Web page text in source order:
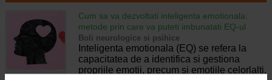
Cum sa va dezvoltati inteligenta emotionala:
metode prin care va puteti imbunatati EQ-ul
Boli neurologice si psihice
Inteligenta emotionala (EQ) se refera la
capacitatea de a identifica si gestiona
propriile emotii, precum si emotiile celorlalti.